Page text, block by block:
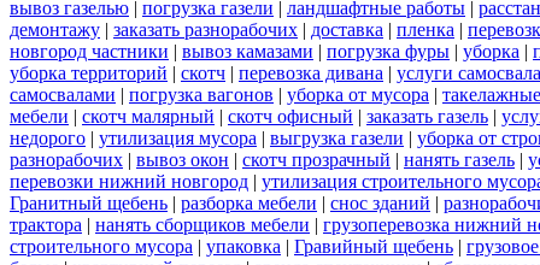
вывоз газелью | погрузка газели | ландшафтные работы |
демонтажу | заказать разнорабочих | доставка | пленка |
новгород частники | вывоз камазами | погрузка фуры | уборка |
уборка территорий | скотч | перевозка дивана | услуги самосвала
самосвалами | погрузка вагонов | уборка от мусора |
мебели | скотч малярный | скотч офисный | заказать газель |
недорого | утилизация мусора | выгрузка газели | уборка от
разнорабочих | вывоз окон | скотч прозрачный | нанять газель |
перевозки нижний новгород | утилизация строительного
Гранитный щебень | разборка мебели | снос зданий |
трактора | нанять сборщиков мебели | грузоперевозка нижний
строительного мусора | упаковка | Гравийный щебень |